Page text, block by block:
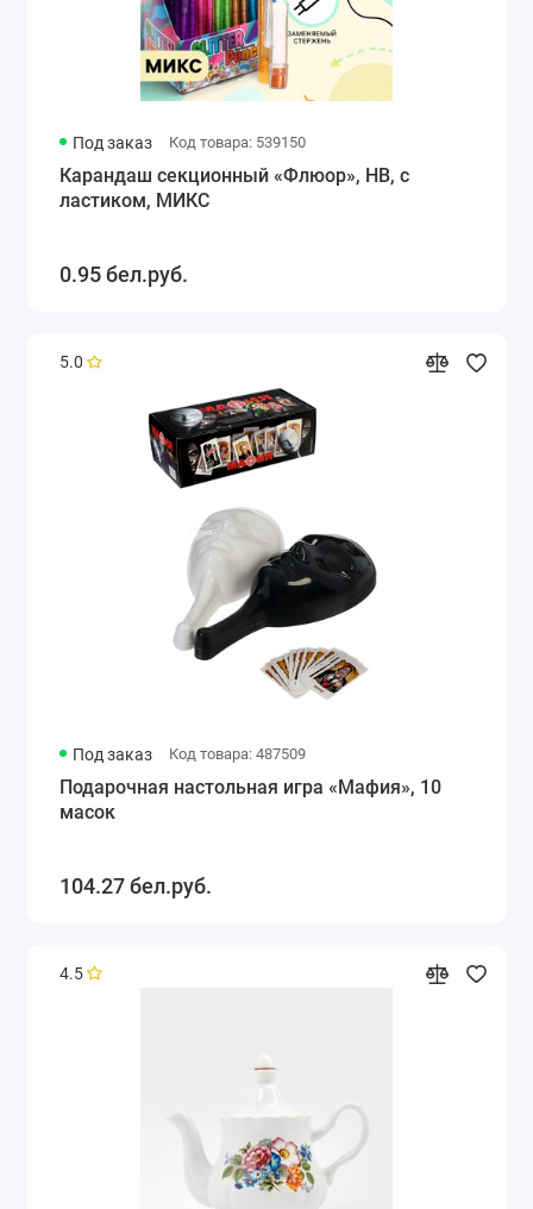
Под заказ Код товара: 539150
Карандаш секционный «Флюор», НВ, с
ластиком, МИКС
0.95 бел.руб.
5.0
Под заказ Код товара: 487509
Подарочная настольная игра «Мафия», 10
масок
104.27 бел.руб.
4.5